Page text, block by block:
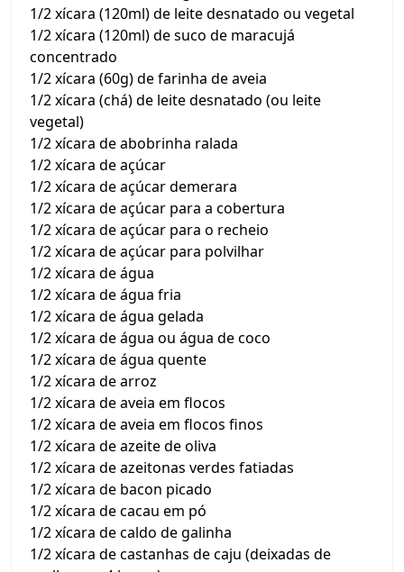
1/2 xícara (120ml) de leite desnatado ou vegetal
1/2 xícara (120ml) de suco de maracujá
concentrado
1/2 xícara (60g) de farinha de aveia
1/2 xícara (chá) de leite desnatado (ou leite
vegetal)
1/2 xícara de abobrinha ralada
1/2 xícara de açúcar
1/2 xícara de açúcar demerara
1/2 xícara de açúcar para a cobertura
1/2 xícara de açúcar para o recheio
1/2 xícara de açúcar para polvilhar
1/2 xícara de água
1/2 xícara de água fria
1/2 xícara de água gelada
1/2 xícara de água ou água de coco
1/2 xícara de água quente
1/2 xícara de arroz
1/2 xícara de aveia em flocos
1/2 xícara de aveia em flocos finos
1/2 xícara de azeite de oliva
1/2 xícara de azeitonas verdes fatiadas
1/2 xícara de bacon picado
1/2 xícara de cacau em pó
1/2 xícara de caldo de galinha
1/2 xícara de castanhas de caju (deixadas de